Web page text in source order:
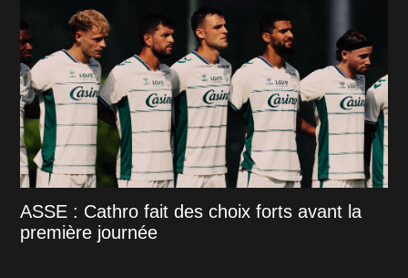
ASSE : Cathro fait des choix forts avant la
première journée